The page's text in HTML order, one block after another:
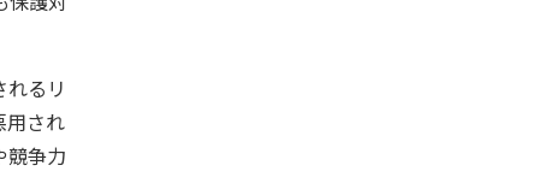
れるリ
用され
競争力